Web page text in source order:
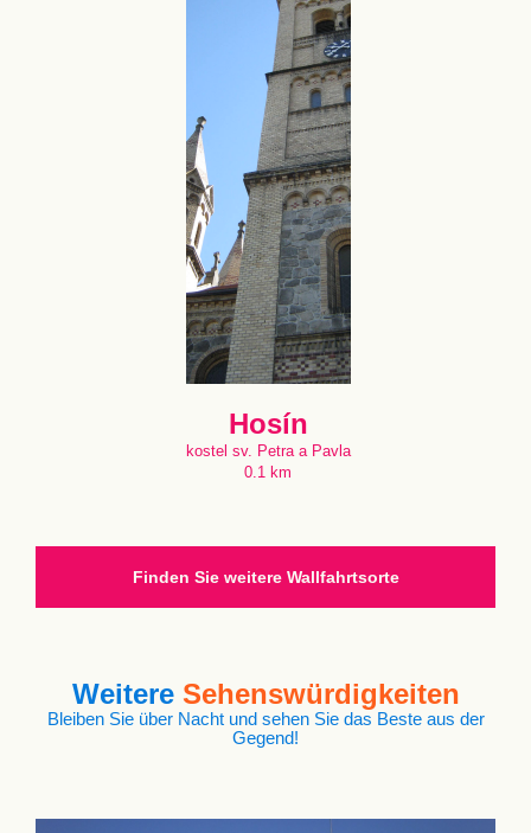
Hosín
kostel sv. Petra a Pavla
0.1 km
Finden Sie weitere Wallfahrtsorte
Weitere Sehenswürdigkeiten
Bleiben Sie über Nacht und sehen Sie das Beste aus der
Gegend!